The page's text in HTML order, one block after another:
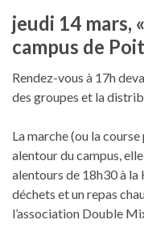
jeudi 14 mars,
campus de
Rendez-vous à 17h
des groupes et la
La marche (ou la
alentour du campus,
alentours de 18h30 à la
déchets et un repas
l’association Double